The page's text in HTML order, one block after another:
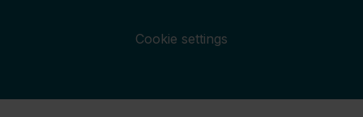
Cookie settings